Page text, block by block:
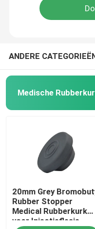
Infusietoebehoren
ANDERE
Medische
20mm Grey
Rubber Stopper
Medical Rubberkurk
voor Injectieflesje